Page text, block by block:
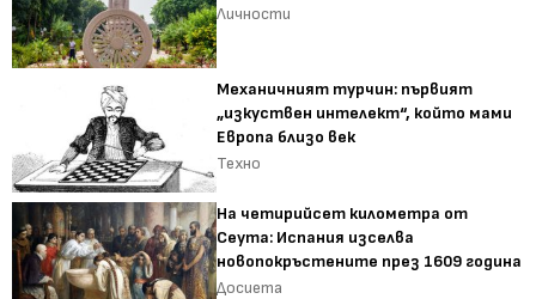
Личности
Механичният турчин: първият
„изкуствен интелект“, който мами
Европа близо век
Техно
На четирийсет километра от
Сеута: Испания изселва
новопокръстените през 1609 година
Досиета